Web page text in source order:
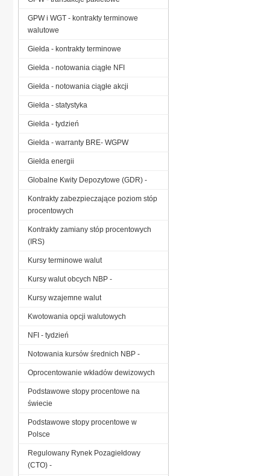
GPW i WGT - kontrakty terminowe
walutowe
Giełda - kontrakty terminowe
Giełda - notowania ciągłe NFI
Giełda - notowania ciągłe akcji
Giełda - statystyka
Giełda - tydzień
Giełda - warranty BRE- WGPW
Giełda energii
Globalne Kwity Depozytowe (GDR) -
Kontrakty zabezpieczające poziom stóp
procentowych
Kontrakty zamiany stóp procentowych
(IRS)
Kursy terminowe walut
Kursy walut obcych NBP -
Kursy wzajemne walut
Kwotowania opcji walutowych
NFI - tydzień
Notowania kursów średnich NBP -
Oprocentowanie wkładów dewizowych
Podstawowe stopy procentowe na
świecie
Podstawowe stopy procentowe w
Polsce
Regulowany Rynek Pozagiełdowy
(CTO) -